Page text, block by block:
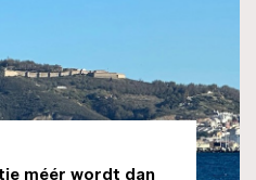
méér wordt dan